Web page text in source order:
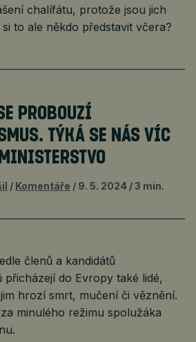
chalífátu, protože jsou jich
to ale někdo představit včera?
PROBOUZÍ
TÝKÁ SE NÁS VÍC
Komentáře 9. 5. 2024 3 min.
členů a kandidátů
přicházejí do Evropy také lidé,
hrozí smrt, mučení či věznění.
minulého režimu spolužáka